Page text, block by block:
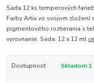
Sada 12 ks temperových
Farby Artix vo svojom zložení
pigmentového roztierania s
vyrovnanie. Sada: 12 x 12 ml
Dostupnosť Skladom 1